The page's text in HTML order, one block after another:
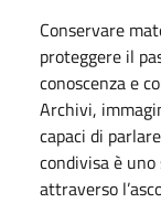
Conservare
proteggere il
conoscenza e
Archivi,
capaci di
condivisa è
attraverso